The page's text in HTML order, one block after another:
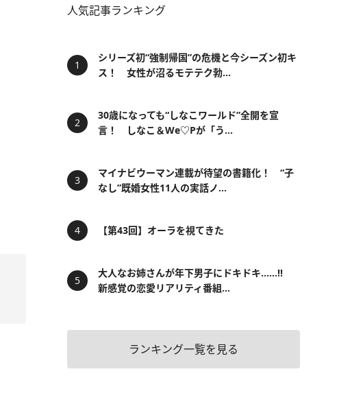
人気記事ランキング
シリーズ初“強制帰国”の危機と今シーズン初キ
ス！ 女性が沼るモテテク勃...
30歳になっても“しなこワールド”全開を宣
言！ しなこ＆We♡Pが「う...
マイナビウーマン連載が待望の書籍化！ “子
なし”既婚女性11人の実話ノ...
【第43回】オーラを視てきた
大人なお姉さんが年下男子にドキドキ……!!
新感覚の恋愛リアリティ番組...
ランキング一覧を見る